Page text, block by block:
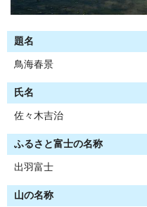
題名
鳥海春景
氏名
佐々木吉治
ふるさと富士の名称
出羽富士
山の名称